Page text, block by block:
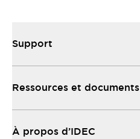
Support
Ressources et documents
À propos d’IDEC